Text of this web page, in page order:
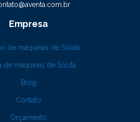
Empresa
de máquinas de Solda
de máquinas de Solda
Blog
Contato
Orçamento